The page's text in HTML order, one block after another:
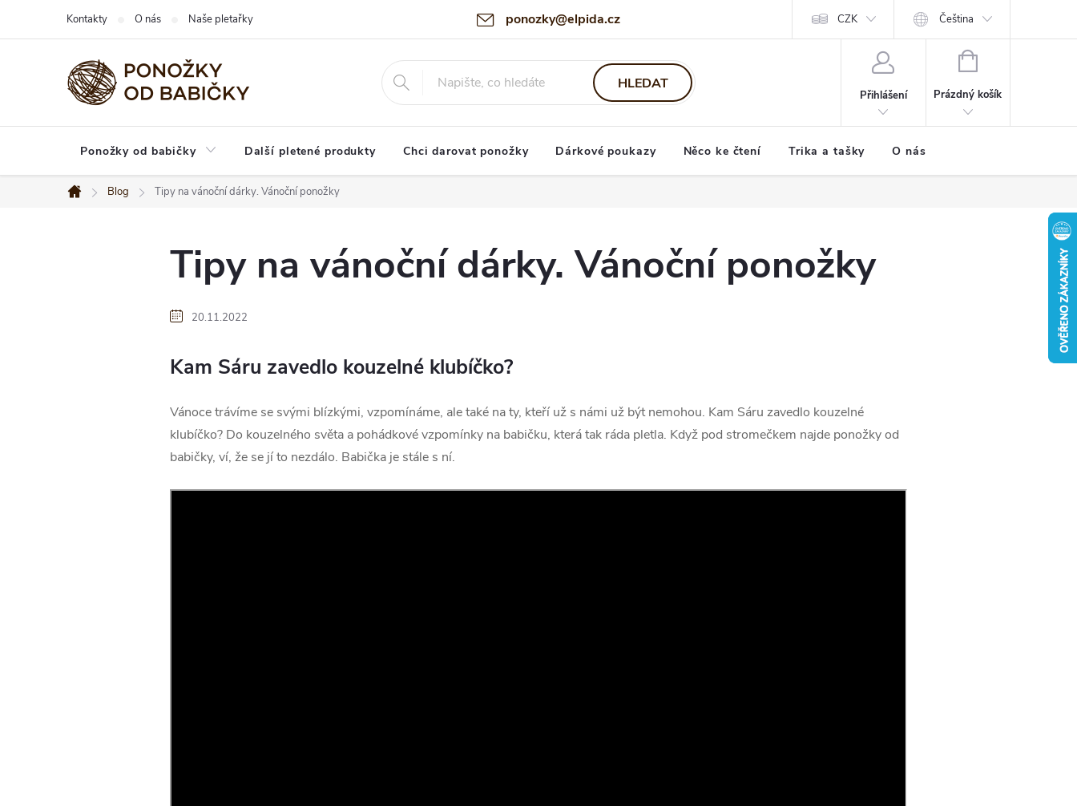
ponozky@elpida.cz
Kontakty O nás Naše pletařky CZK Čeština
HLEDAT
Přihlášení
NÁKUPNÍ
Prázdný košík
Ponožky od babičky Další pletené produkty Chci darovat ponožky Dárkové poukazy Něco ke čtení Trika a tašky O nás
Domů
Blog Tipy na vánoční dárky. Vánoční ponožky
Tipy na vánoční dárky. Vánoční ponožky
20.11.2022
Kam Sáru zavedlo kouzelné klubíčko?
Vánoce trávíme se svými blízkými, vzpomínáme, ale také na ty, kteří už s námi už být nemohou. Kam Sáru zavedlo kouzelné
klubíčko? Do kouzelného světa a pohádkové vzpomínky na babičku, která tak ráda pletla. Když pod stromečkem najde ponožky od
babičky, ví, že se jí to nezdálo. Babička je stále s ní.